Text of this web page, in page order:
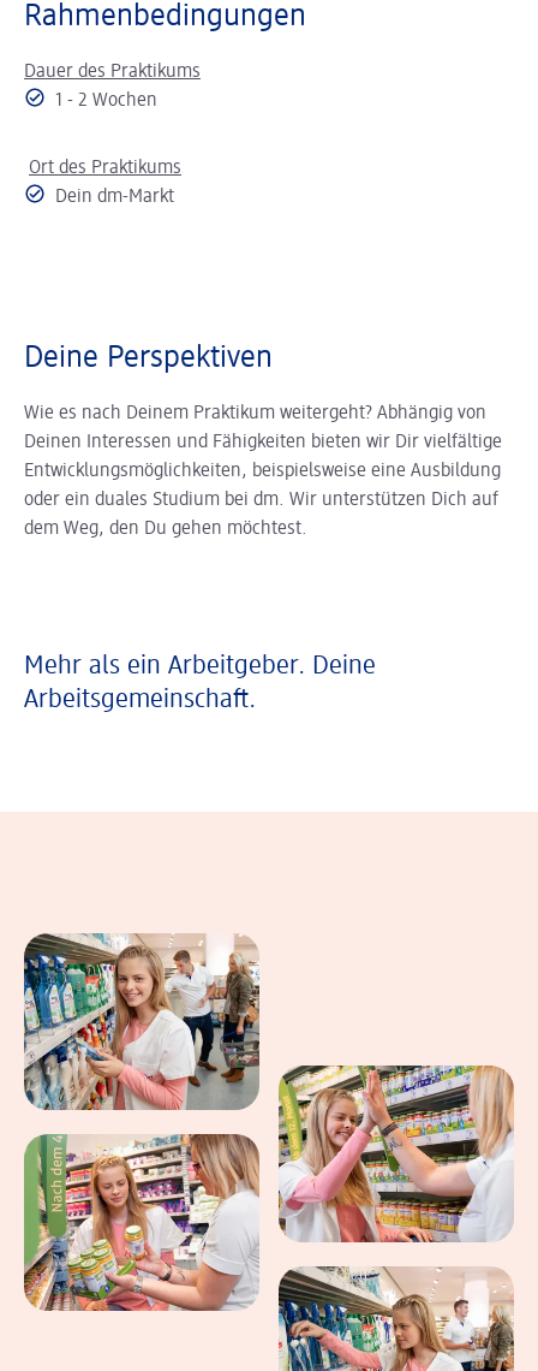
Rahmenbedingungen
Dauer des Praktikums
1 - 2 Wochen
Ort des Praktikums
Dein dm-Markt
Deine Perspektiven
Wie es nach Deinem Praktikum weitergeht? Abhängig von
Deinen Interessen und Fähigkeiten bieten wir Dir vielfältige
Entwicklungsmöglichkeiten, beispielsweise eine Ausbildung
oder ein duales Studium bei dm. Wir unterstützen Dich auf
dem Weg, den Du gehen möchtest.
Mehr als ein Arbeitgeber. Deine
Arbeitsgemeinschaft.
Eindrücke aus dem Arbeitsalltag